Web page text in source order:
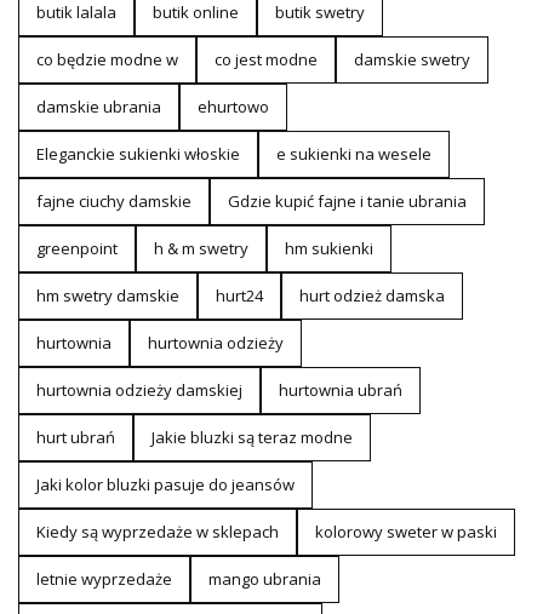
butik lalala butik online butik swetry
co będzie modne w co jest modne damskie swetry
damskie ubrania ehurtowo
Eleganckie sukienki włoskie e sukienki na wesele
fajne ciuchy damskie Gdzie kupić fajne i tanie ubrania
greenpoint h & m swetry hm sukienki
hm swetry damskie hurt24 hurt odzież damska
hurtownia hurtownia odzieży
hurtownia odzieży damskiej hurtownia ubrań
hurt ubrań Jakie bluzki są teraz modne
Jaki kolor bluzki pasuje do jeansów
Kiedy są wyprzedaże w sklepach kolorowy sweter w paski
letnie wyprzedaże mango ubrania